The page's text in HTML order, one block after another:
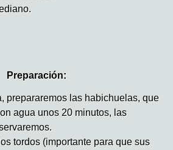
Preparación:
prepararemos las habichuelas, que
agua unos 20 minutos, las
tordos (importante para que sus